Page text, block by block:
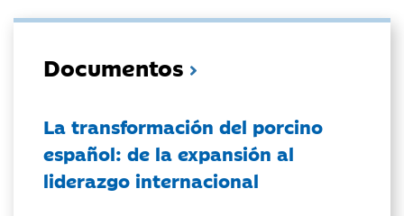
Documentos
La transformación del porcino
español: de la expansión al
liderazgo internacional